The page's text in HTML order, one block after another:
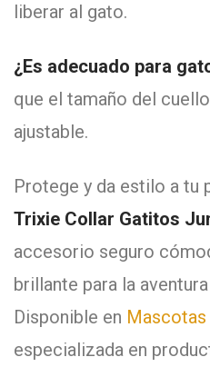
liberar al gato.
¿Es adecuado para
que el tamaño del
ajustable.
Protege y da estilo a tu
Trixie Collar Gatitos
accesorio seguro
brillante para la
Disponible en Mascotas
especializada en